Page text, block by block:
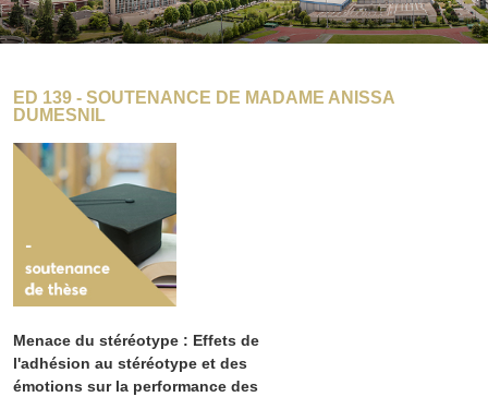
ED 139 - SOUTENANCE DE MADAME ANISSA
DUMESNIL
Menace du stéréotype : Effets de
l'adhésion au stéréotype et des
émotions sur la performance des